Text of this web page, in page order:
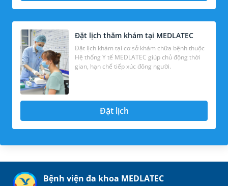
Đặt lịch thăm khám tại MEDLATEC
Đặt lịch khám tại cơ sở khám chữa bệnh thuộc
Hệ thống Y tế MEDLATEC giúp chủ động thời
gian, hạn chế tiếp xúc đông người.
Đặt lịch
Bệnh viện đa khoa MEDLATEC